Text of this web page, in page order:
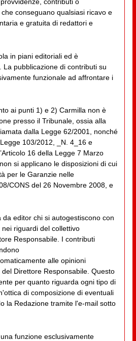
contributi o
conseguano qualsiasi ricavo e
e gratuita di redattori e
in piani editoriali ed è
La pubblicazione di contributi su
funzionale ad affrontare i
ai punti 1) e 2) Carmilla non è
presso il Tribunale, ossia alla
dalla Legge 62/2001, nonché
103/2012, _N. 4_16 e
16 della Legge 7 Marzo
si applicano le disposizioni di cui
per le Garanzie nelle
CONS del 26 Novembre 2008, e
editor chi si autogestiscono con
riguardi del collettivo
Responsabile. I contributi
alle opinioni
Direttore Responsabile. Questo
per quanto riguarda ogni tipo di
di composizione di eventuali
la Redazione tramite l'e-mail sotto
funzione esclusivamente